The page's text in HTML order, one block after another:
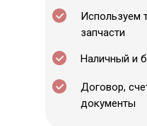
Используем
запчасти
Наличный и
Договор,
документы